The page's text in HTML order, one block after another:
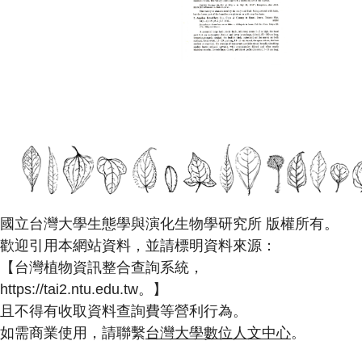
國立台灣大學生態學與演化生物學研究所 版權所有。
歡迎引用本網站資料，並請標明資料來源：
【台灣植物資訊整合查詢系統，
https://tai2.ntu.edu.tw。】
且不得有收取資料查詢費等營利行為。
如需商業使用，請聯繫台灣大學數位人文中心。